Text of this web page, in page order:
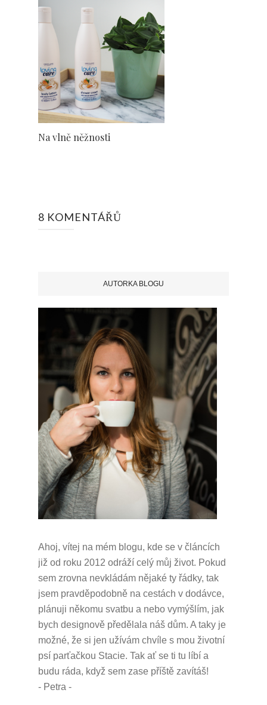
Na vlně něžnosti
8 KOMENTÁŘŮ
AUTORKA BLOGU
Ahoj, vítej na mém blogu, kde se v článcích
již od roku 2012 odráží celý můj život. Pokud
sem zrovna nevkládám nějaké ty řádky, tak
jsem pravděpodobně na cestách v dodávce,
plánuji někomu svatbu a nebo vymýšlím, jak
bych designově předělala náš dům. A taky je
možné, že si jen užívám chvíle s mou životní
psí parťačkou Stacie. Tak ať se ti tu líbí a
budu ráda, když sem zase příště zavítáš!
- Petra -